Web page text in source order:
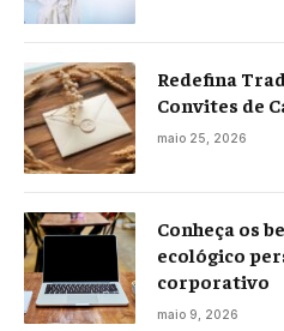
Redefina
Convites de
maio 25, 2026
Conheça os
ecológico
corporativo
maio 9, 2026